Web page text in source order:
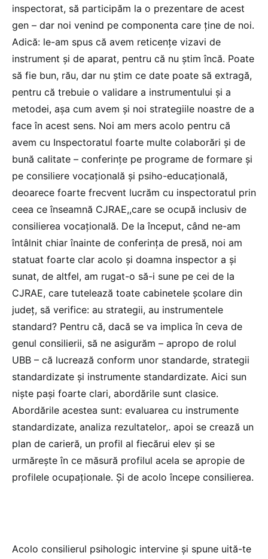
inspectorat, să participăm la o prezentare de acest
gen – dar noi venind pe componenta care ține de noi.
Adică: le-am spus că avem reticențe vizavi de
instrument și de aparat, pentru că nu știm încă. Poate
să fie bun, rău, dar nu știm ce date poate să extragă,
pentru că trebuie o validare a instrumentului și a
metodei, așa cum avem și noi strategiile noastre de a
face în acest sens. Noi am mers acolo pentru că
avem cu Inspectoratul foarte multe colaborări și de
bună calitate – conferințe pe programe de formare și
pe consiliere vocațională și psiho-educațională,
deoarece foarte frecvent lucrăm cu inspectoratul prin
ceea ce înseamnă CJRAE,,care se ocupă inclusiv de
consilierea vocațională. De la început, când ne-am
întâlnit chiar înainte de conferința de presă, noi am
statuat foarte clar acolo și doamna inspector a și
sunat, de altfel, am rugat-o să-i sune pe cei de la
CJRAE, care tutelează toate cabinetele școlare din
județ, să verifice: au strategii, au instrumentele
standard? Pentru că, dacă se va implica în ceva de
genul consilierii, să ne asigurăm – apropo de rolul
UBB – că lucrează conform unor standarde, strategii
standardizate și instrumente standardizate. Aici sun
niște pași foarte clari, abordările sunt clasice.
Abordările acestea sunt: evaluarea cu instrumente
standardizate, analiza rezultatelor,. apoi se crează un
plan de carieră, un profil al fiecărui elev și se
urmărește în ce măsură profilul acela se apropie de
profilele ocupaționale. Și de acolo începe consilierea.
Acolo consilierul psihologic intervine și spune uită-te